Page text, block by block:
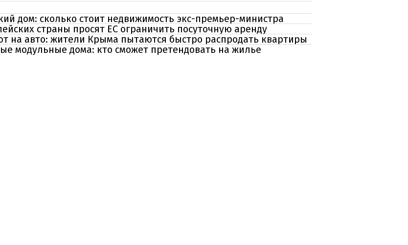
дом: сколько стоит недвижимость экс-премьер-министра
страны просят ЕС ограничить посуточную аренду
на авто: жители Крыма пытаются быстро распродать квартиры
модульные дома: кто сможет претендовать на жилье